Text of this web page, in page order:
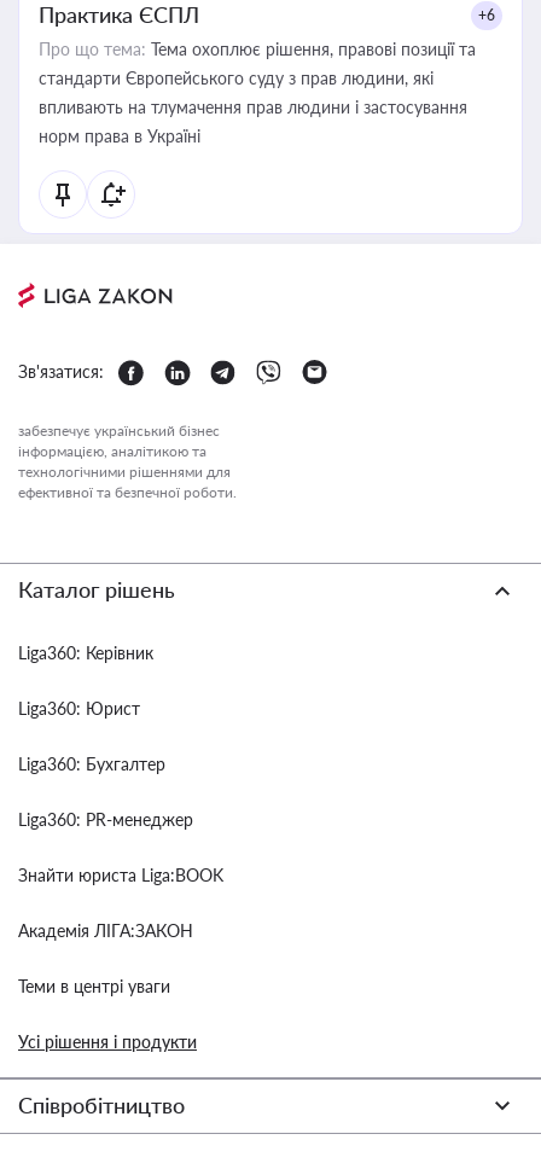
Практика ЄСПЛ +6
Про що тема: Тема охоплює рішення, правові позиції та
стандарти Європейського суду з прав людини, які
впливають на тлумачення прав людини і застосування
норм права в Україні
Зв'язатися:
забезпечує український бізнес
інформацією, аналітикою та
технологічними рішеннями для
ефективної та безпечної роботи.
Каталог рішень
Liga360: Керівник
Liga360: Юрист
Liga360: Бухгалтер
Liga360: PR-менеджер
Знайти юриста Liga:BOOK
Академія ЛІГА:ЗАКОН
Теми в центрі уваги
Усі рішення і продукти
Співробітництво